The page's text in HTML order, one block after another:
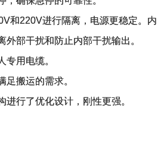
和220V进行隔离，电源更稳定。内
外部干扰和防止内部干扰输出。
专用电缆。
足搬运的需求。
进行了优化设计，刚性更强。